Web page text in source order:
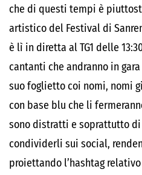
che di questi tempi è
artistico del Festival di
è lì in diretta al TG1 delle
cantanti che andranno in
suo foglietto coi nomi, nomi
con base blu che li
sono distratti e soprattutto
condividerli sui social,
proiettando l’hashtag